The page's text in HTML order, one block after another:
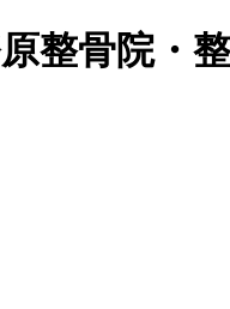
整骨院・